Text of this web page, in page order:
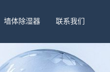
墙体除湿器 联系我们